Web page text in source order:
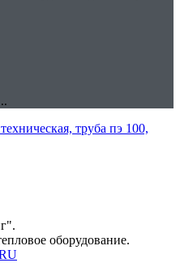
оборудование.